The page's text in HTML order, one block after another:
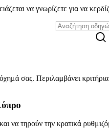
να γνωρίζετε για να
σας. Περιλαμβάνει
να τηρούν την κρατικά